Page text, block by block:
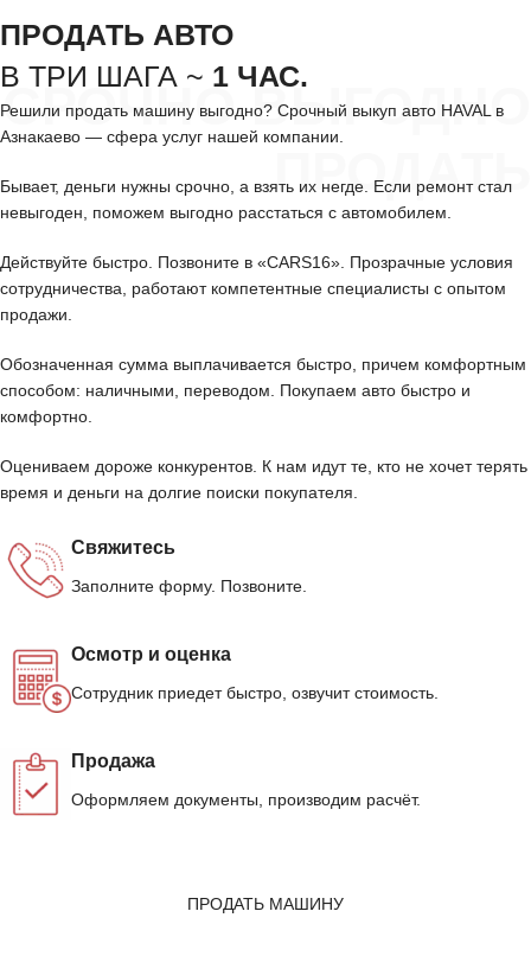
СРОЧНО ВЫГОДНО
ПРОДАТЬ
ПРОДАТЬ АВТО
В ТРИ ШАГА ~ 1 ЧАС.
Решили продать машину выгодно? Срочный выкуп авто HAVAL в
Азнакаево — сфера услуг нашей компании.
Бывает, деньги нужны срочно, а взять их негде. Если ремонт стал
невыгоден, поможем выгодно расстаться с автомобилем.
Действуйте быстро. Позвоните в «CARS16». Прозрачные условия
сотрудничества, работают компетентные специалисты с опытом
продажи.
Обозначенная сумма выплачивается быстро, причем комфортным
способом: наличными, переводом. Покупаем авто быстро и
комфортно.
Оцениваем дороже конкурентов. К нам идут те, кто не хочет терять
время и деньги на долгие поиски покупателя.
Свяжитесь
Заполните форму. Позвоните.
Осмотр и оценка
Сотрудник приедет быстро, озвучит стоимость.
Продажа
Оформляем документы, производим расчёт.
ПРОДАТЬ МАШИНУ